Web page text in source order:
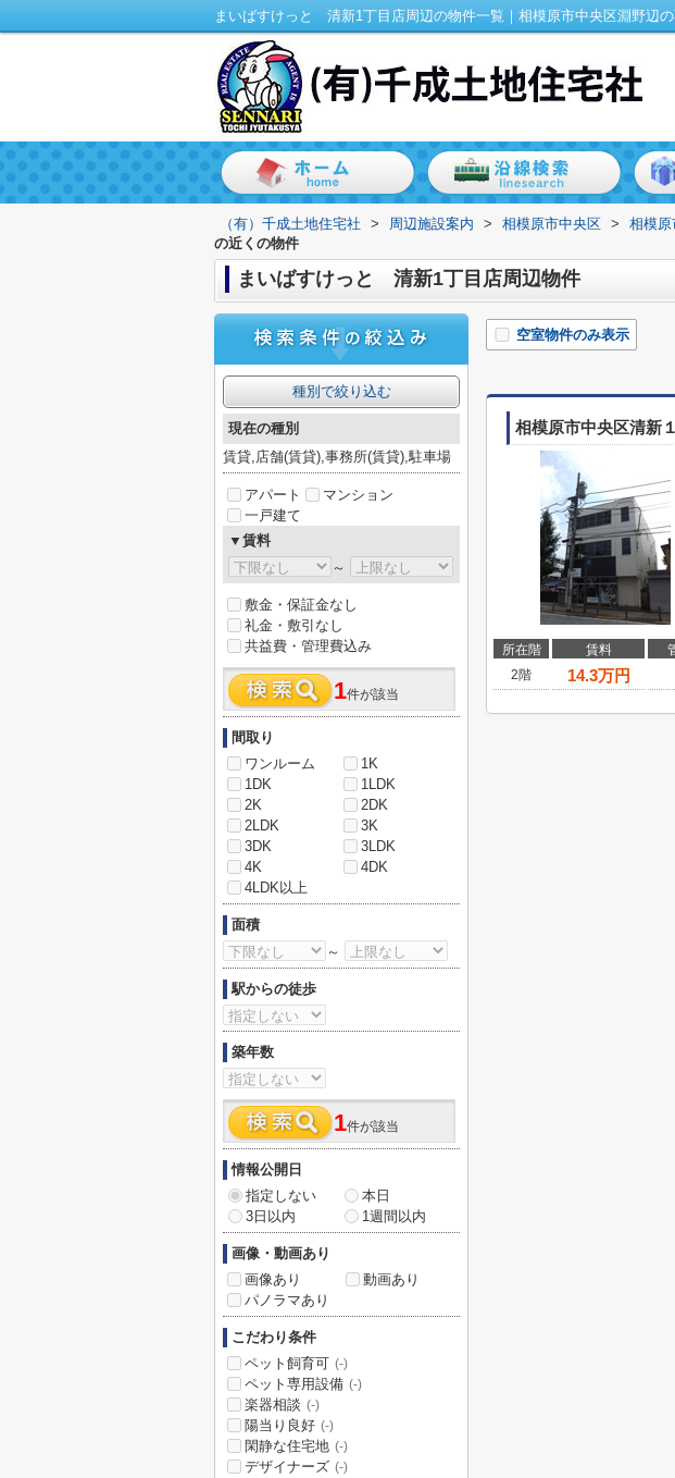
（有）千成土地住宅社 > 周辺施設案内 > 相模原市中央区 > 相模原
の近くの物件
まいばすけっと 清新1丁目店周辺物件
空室物件のみ表示
相模原市中央区清新
所在階 賃料
2階
14.3万円
種別で絞り込む
現在の種別
賃貸,店舗(賃貸),事務所(賃貸),駐車場
アパート
マンション
一戸建て
▼賃料
～
敷金・保証金なし
礼金・敷引なし
共益費・管理費込み
1件が該当
間取り
ワンルーム
1K
1DK
1LDK
2K
2DK
2LDK
3K
3DK
3LDK
4K
4DK
4LDK以上
面積
～
駅からの徒歩
築年数
1件が該当
情報公開日
指定しない
本日
3日以内
1週間以内
画像・動画あり
画像あり
動画あり
パノラマあり
こだわり条件
ペット飼育可 (-)
ペット専用設備 (-)
楽器相談 (-)
陽当り良好 (-)
閑静な住宅地 (-)
デザイナーズ (-)